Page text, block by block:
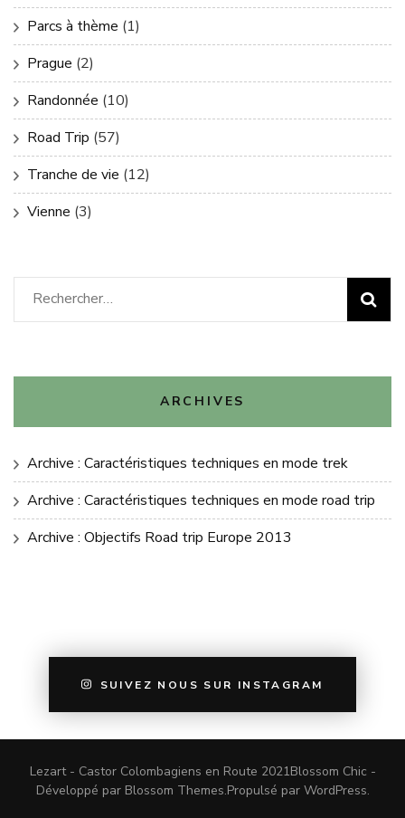
Parcs à thème (1)
Prague (2)
Randonnée (10)
Road Trip (57)
Tranche de vie (12)
Vienne (3)
Rechercher :
ARCHIVES
Archive : Caractéristiques techniques en mode trek
Archive : Caractéristiques techniques en mode road trip
Archive : Objectifs Road trip Europe 2013
SUIVEZ NOUS SUR INSTAGRAM
Lezart - Castor Colombagiens en Route 2021Blossom Chic -
Développé par Blossom Themes.Propulsé par WordPress.